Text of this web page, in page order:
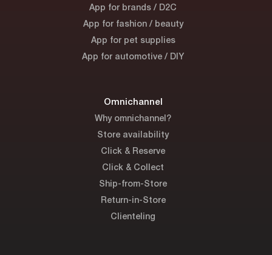
App for brands / D2C
App for fashion / beauty
App for pet supplies
App for automotive / DIY
Omnichannel
Why omnichannel?
Store availability
Click & Reserve
Click & Collect
Ship-from-Store
Return-in-Store
Clienteling